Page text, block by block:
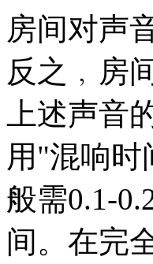
房间对声
反之﹐房
上述声音
用"混响时
般需0.1-
间。在完